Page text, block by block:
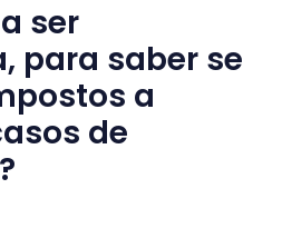
ser
para saber se
a
de